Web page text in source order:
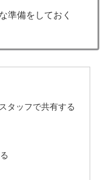
準備をしておく
タッフで共有する